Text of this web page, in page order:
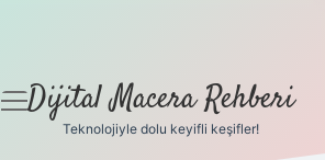
menüyü
Dijital Macera Rehberi
Teknolojiyle dolu keyifli keşifler!